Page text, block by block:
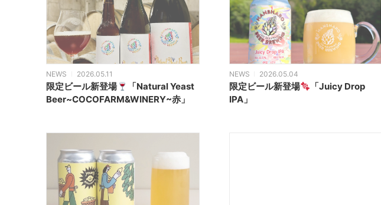
NEWS 2026.05.11
限定ビール新登場
「Natural Yeast
Beer~COCOFARM&WINERY~赤」
NEWS 2026.05.04
限定ビール新登場
「Juicy Drop
IPA」